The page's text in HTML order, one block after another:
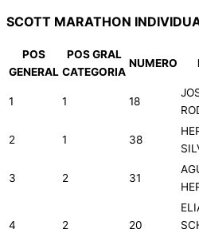
SCOTT MARATHON
POS
GENERAL
POS GRAL
CATEGORIA
NUMERO
1 1 18
2 1 38
3 2 31
4 2 20